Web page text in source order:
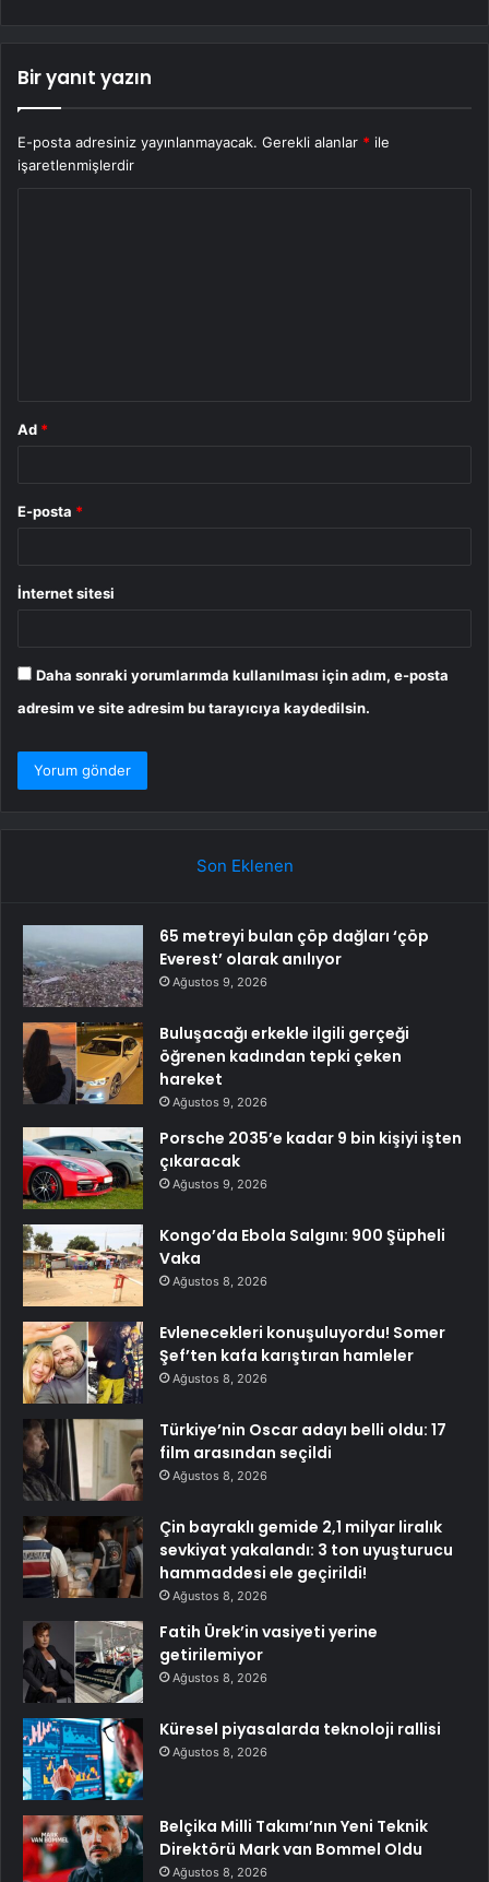
Bir yanıt yazın
E-posta adresiniz yayınlanmayacak. Gerekli alanlar * ile
işaretlenmişlerdir
Ad *
E-posta *
İnternet sitesi
Daha sonraki yorumlarımda kullanılması için adım, e-posta
adresim ve site adresim bu tarayıcıya kaydedilsin.
Son Eklenen
65 metreyi bulan çöp dağları ‘çöp
Everest’ olarak anılıyor
Ağustos 9, 2026
Buluşacağı erkekle ilgili gerçeği
öğrenen kadından tepki çeken
hareket
Ağustos 9, 2026
Porsche 2035’e kadar 9 bin kişiyi işten
çıkaracak
Ağustos 9, 2026
Kongo’da Ebola Salgını: 900 Şüpheli
Vaka
Ağustos 8, 2026
Evlenecekleri konuşuluyordu! Somer
Şef’ten kafa karıştıran hamleler
Ağustos 8, 2026
Türkiye’nin Oscar adayı belli oldu: 17
film arasından seçildi
Ağustos 8, 2026
Çin bayraklı gemide 2,1 milyar liralık
sevkiyat yakalandı: 3 ton uyuşturucu
hammaddesi ele geçirildi!
Ağustos 8, 2026
Fatih Ürek’in vasiyeti yerine
getirilemiyor
Ağustos 8, 2026
Küresel piyasalarda teknoloji rallisi
Ağustos 8, 2026
Belçika Milli Takımı’nın Yeni Teknik
Direktörü Mark van Bommel Oldu
Ağustos 8, 2026